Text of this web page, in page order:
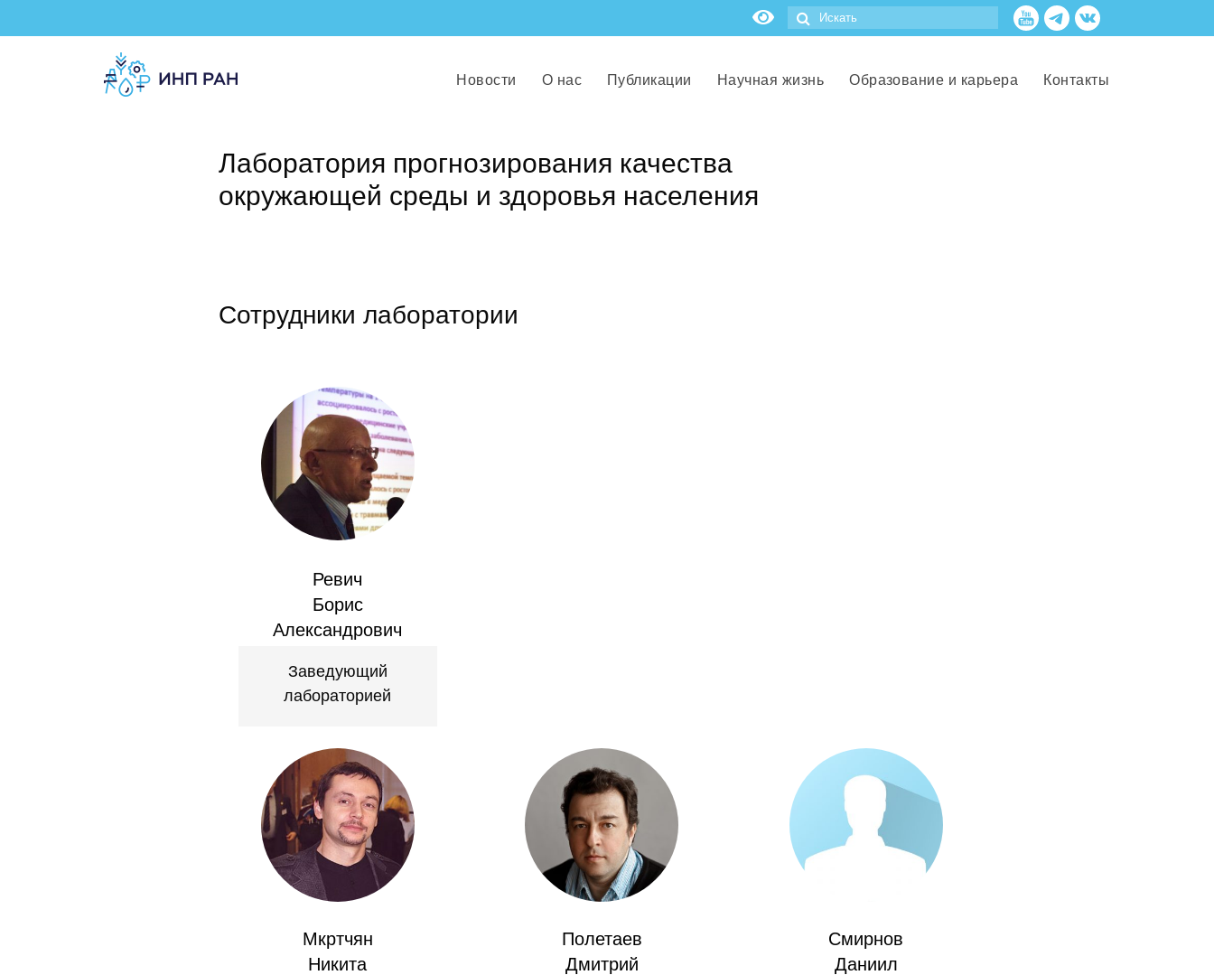
Новости О нас Публикации Научная жизнь Образование и карьера Контакты
Лаборатория прогнозирования качества
окружающей среды и здоровья населения
Сотрудники лаборатории
Ревич
Борис
Александрович
Заведующий
лабораторией
Мкртчян
Никита
Полетаев
Дмитрий
Смирнов
Даниил